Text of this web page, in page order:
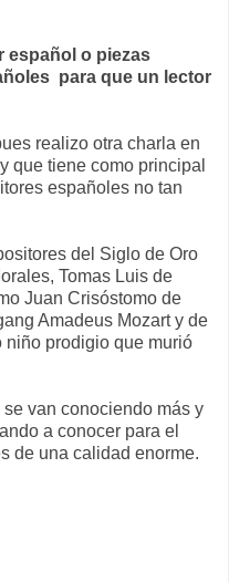
español o piezas
para que un lector
realizo otra charla en
que tiene como principal
españoles no tan
del Siglo de Oro
Tomas Luis de
Juan Crisóstomo de
Amadeus Mozart y de
niño prodigio que murió
van conociendo más y
a conocer para el
de una calidad enorme.